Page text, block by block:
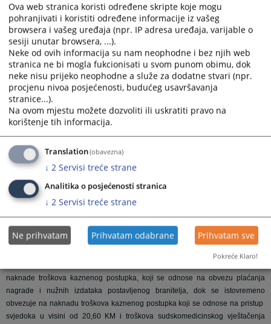
Kantonalni sud u Novom Travniku objavio je dana 06.07.2026. godine
presudu kojom je oglasio krivim Eneda Vrban čime je počinio
Bosne i Hercegovine
na kaznu zatvora u trajanju od 3 (tri) godine.
Temeljem odredbi članka 202. stav 4. Zakona o kaznenom postupku
naknade troškova kaznenog postupka, koji se odnose na obvezu plaćanja
nagrade i nužnih izdataka postavljenog branitelja, dok se istovremeno
obvezuje na naknadu troškova kaznenog postupka koji se odnose na pristup
svjedoka u visini od 20,60 KM i troškova sudskomedicinskog vještačenja
Ova web stranica koristi određene skripte koje mogu
pohranjivati i koristiti određene informacije iz vašeg
browsera i vašeg uređaja (npr. IP adresa uređaja, varijable o
sesiji unutar browsera, ...).
Neke od ovih informacija su nam neophodne i bez njih web
stranica ne bi mogla fukcionisati u svom punom obimu, dok
neke nisu prijeko neophodne a služe za dodatne stvari (npr.
procjenu nivoa posjećenosti, budućeg usavršavanja
stranice...).
Na ovom mjestu možete dozvoliti ili uskratiti pravo na
korištenje tih informacija.
Translation(obavezna)
↓ 2 Servisi treće strane
Analitika o posjećenosti stranica
↓ 2 Servisi treće strane
Ne prihvatam Prihvatam odabrane Prihvatam sve
Pokreće Klaro!